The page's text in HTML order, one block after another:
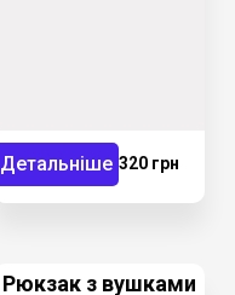
Детальніше 320 грн
Рюкзак з вушками